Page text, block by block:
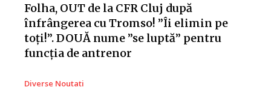
Folha, OUT de la CFR Cluj după
înfrângerea cu Tromso! ”Îi elimin pe
toți!”. DOUĂ nume ”se luptă” pentru
funcția de antrenor
Diverse Noutati